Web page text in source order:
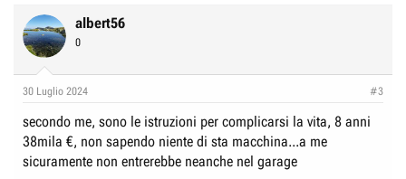
c
t
i
s
albert56
0
30 Luglio 2024 #3
secondo me, sono le istruzioni per complicarsi la vita, 8 anni
38mila €, non sapendo niente di sta macchina...a me
sicuramente non entrerebbe neanche nel garage